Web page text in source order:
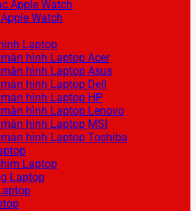
Apple Watch
Watch
Laptop
hình Laptop Acer
hình Laptop Asus
hình Laptop Dell
hình Laptop HP
hình Laptop Lenovo
hình Laptop MSI
hình Laptop Toshiba
Laptop
Laptop